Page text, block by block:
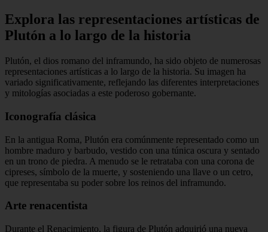
Explora las representaciones artísticas de
Plutón a lo largo de la historia
Plutón, el dios romano del inframundo, ha sido objeto de numerosas
representaciones artísticas a lo largo de la historia. Su imagen ha
variado significativamente, reflejando las diferentes interpretaciones
y mitologías asociadas a este poderoso gobernante.
Iconografía clásica
En la antigua Roma, Plutón era comúnmente representado como un
hombre maduro y barbudo, vestido con una túnica oscura y sentado
en un trono de piedra. A menudo se le retrataba con una corona de
cipreses, símbolo de la muerte, y sosteniendo una llave o un cetro,
que representaba su poder sobre los reinos del inframundo.
Arte renacentista
Durante el Renacimiento, la figura de Plutón adquirió una nueva